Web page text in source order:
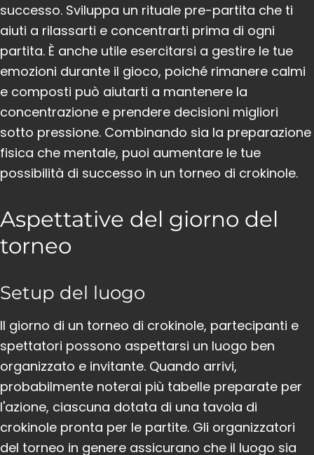
successo. Sviluppa un rituale pre-partita che ti
aiuti a rilassarti e concentrarti prima di ogni
partita. È anche utile esercitarsi a gestire le tue
emozioni durante il gioco, poiché rimanere calmi
e composti può aiutarti a mantenere la
concentrazione e prendere decisioni migliori
sotto pressione. Combinando sia la preparazione
fisica che mentale, puoi aumentare le tue
possibilità di successo in un torneo di crokinole.
Aspettative del giorno del
torneo
Setup del luogo
Il giorno di un torneo di crokinole, partecipanti e
spettatori possono aspettarsi un luogo ben
organizzato e invitante. Quando arrivi,
probabilmente noterai più tabelle preparate per
l'azione, ciascuna dotata di una tavola di
crokinole pronta per le partite. Gli organizzatori
del torneo in genere assicurano che il luogo sia